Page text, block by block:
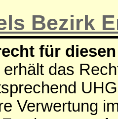
Bezirk
für
erhält das
Verwertung